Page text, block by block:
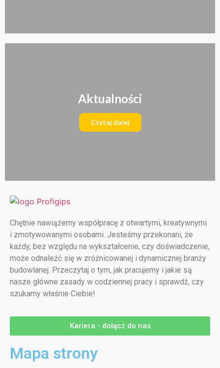
Aktualności
Czytaj dalej
Chętnie nawiążemy współpracę z otwartymi, kreatywnymi
i zmotywowanymi osobami. Jesteśmy przekonani, że
każdy, bez względu na wykształcenie, czy doświadczenie,
może odnaleźć się w zróżnicowanej i dynamicznej branży
budowlanej. Przeczytaj o tym, jak pracujemy i jakie są
nasze główne zasady w codziennej pracy i sprawdź, czy
szukamy właśnie Ciebie!
Kariera - dołącz do nas
Mapa strony